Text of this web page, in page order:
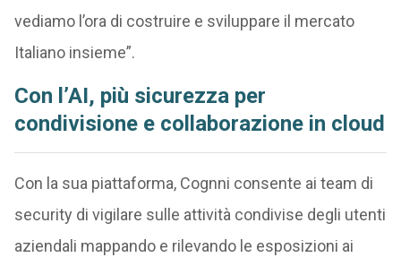
vediamo l’ora di costruire e sviluppare il mercato
Italiano insieme”.
Con l’AI, più sicurezza per
condivisione e collaborazione in cloud
Con la sua piattaforma, Cognni consente ai team di
security di vigilare sulle attività condivise degli utenti
aziendali mappando e rilevando le esposizioni ai